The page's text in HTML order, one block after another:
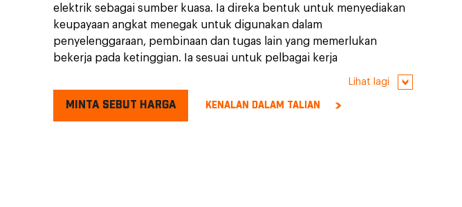
elektrik sebagai sumber kuasa. Ia direka bentuk untuk menyediakan
keupayaan angkat menegak untuk digunakan dalam
penyelenggaraan, pembinaan dan tugas lain yang memerlukan
bekerja pada ketinggian. Ia sesuai untuk pelbagai kerja
penyelenggaraan ringan, pengubahsuaian dan gudang serta
menyediakan platform kerja yang cekap dan selamat.
Lihat lagi
MINTA SEBUT HARGA KENALAN DALAM TALIAN